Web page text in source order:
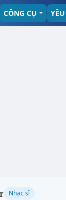
CÔNG CỤ
Nhạc sĩ